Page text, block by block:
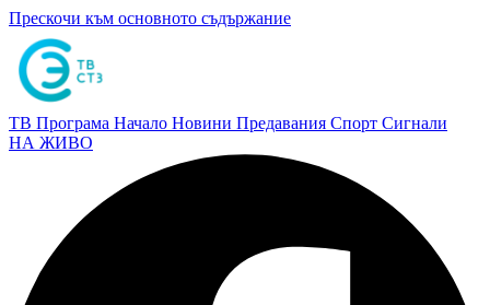
Прескочи към основното съдържание
ТВ Програма Начало Новини Предавания Спорт Сигнали
НА ЖИВО